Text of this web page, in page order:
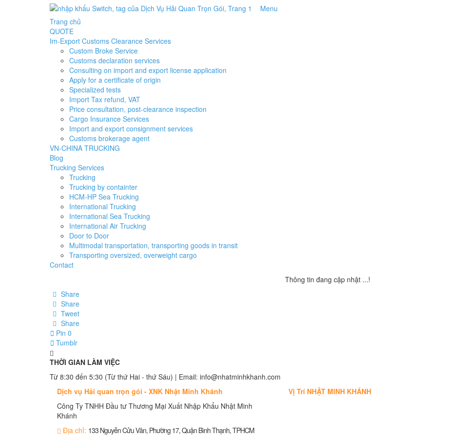
Menu
Trang chủ
QUOTE
Im-Export Customs Clearance Services
Custom Broke Service
Customs declaration services
Consulting on import and export license application
Apply for a certificate of origin
Specialized tests
Import Tax refund, VAT
Price consultation, post-clearance inspection
Cargo Insurance Services
Import and export consignment services
Customs brokerage agent
VN-CHINA TRUCKING
Blog
Trucking Services
Trucking
Trucking by containter
HCM-HP Sea Trucking
International Trucking
International Sea Trucking
International Air Trucking
Door to Door
Multimodal transportation, transporting goods in transit
Transporting oversized, overweight cargo
Contact
Thông tin đang cập nhật ...!
Share
Share
Tweet
Share
Pin 0
Tumblr
THỜI GIAN LÀM VIỆC
Từ 8:30 đến 5:30 (Từ thứ Hai - thứ Sáu) | Email: info@nhatminhkhanh.com
Dịch vụ Hải quan trọn gói - XNK Nhật Minh Khánh
Công Ty TNHH Đầu tư Thương Mại Xuất Nhập Khẩu Nhật Minh
Khánh
Địa chỉ: 133 Nguyễn Cửu Vân, Phường 17, Quận Bình Thạnh, TPHCM
Vị Trí NHẬT MINH KHÁNH